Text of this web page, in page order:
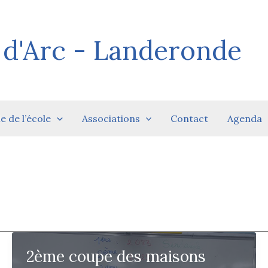
d'Arc - Landeronde
de l’école Associations Contact Agenda
2ème coupe des maisons